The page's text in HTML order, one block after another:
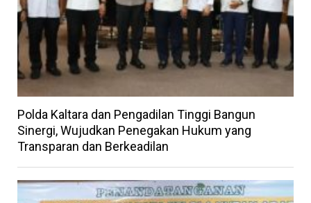
Polda Kaltara dan Pengadilan Tinggi Bangun
Sinergi, Wujudkan Penegakan Hukum yang
Transparan dan Berkeadilan